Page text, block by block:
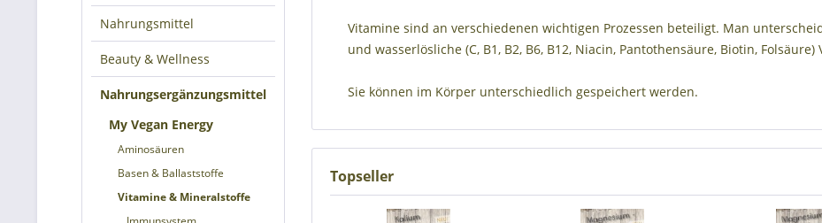
Nahrungsmittel
Beauty & Wellness
Nahrungsergänzungsmittel
My Vegan Energy
Aminosäuren
Basen & Ballaststoffe
Vitamine & Mineralstoffe
Vitamine sind an verschiedenen wichtigen Prozessen beteiligt. Man
und wasserlösliche (C, B1, B2, B6, B12, Niacin, Pantothensäure, Biotin, Folsäure)
Sie können im Körper unterschiedlich gespeichert werden.
Topseller